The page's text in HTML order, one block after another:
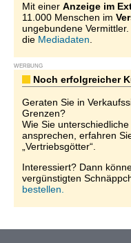
Mit einer Anzeige im
11.000 Menschen im
ungebundene
die Mediadaten
WERBUNG
Noch erfolgreicher
Geraten Sie in
Grenzen?
Wie Sie
ansprechen, erfahren
„Vertriebsgötter“.
Interessiert? Dann
vergünstigten
bestellen.